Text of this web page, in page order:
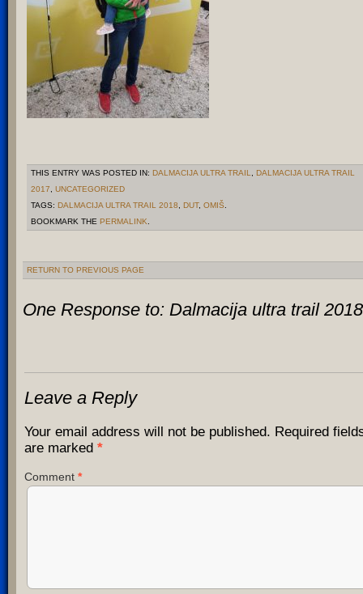
THIS ENTRY WAS POSTED IN: DALMACIJA ULTRA TRAIL
DALMACIJA ULTRA TRAIL
2017
UNCATEGORIZED
TAGS: DALMACIJA ULTRA TRAIL 2018 DUT, OMIŠ
BOOKMARK THE PERMALINK
RETURN TO PREVIOUS PAGE
One Response to: Dalmacija ultra trail 2018
Leave a Reply
Your email address will not be published. Required
are marked *
Comment *